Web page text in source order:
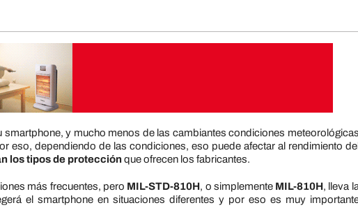
smartphone, y mucho menos de las cambiantes condiciones meteorológicas
eso, dependiendo de las condiciones, eso puede afectar al rendimiento del
los tipos de protecciónque ofrecen los fabricantes.
más frecuentes, pero MIL-STD-810H, o simplementeMIL-810H, lleva la
el smartphone en situaciones diferentes y por eso es muy